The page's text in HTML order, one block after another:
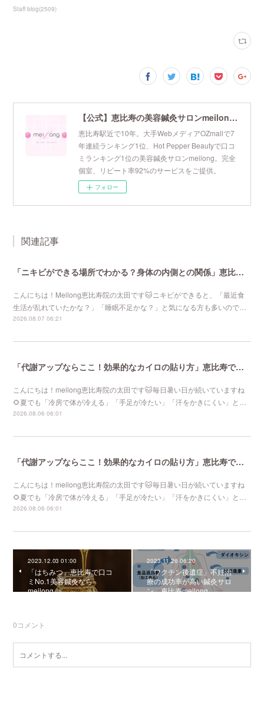
Staff blog(2509)
【公式】恵比寿の美容鍼灸サロンmeilong｜ツボを押さえた針・お灸の治療で美容と健康を叶えます
恵比寿駅近で10年。大手WebメディアOZmallで7
年連続ランキング1位、Hot Pepper Beautyで口コ
ミランキング1位の美容鍼灸サロンmeilong。完全
個室、リピート率92%のサービスをご提供。
フォロー
関連記事
「ニキビができる場所でわかる？身体の内側との関係」恵比寿で口コミNo 1美容鍼灸ならmeilong
こんにちは！Meilong恵比寿院の太田です🐱ニキビができると、「最近食
生活が乱れていたかな？」「睡眠不足かな？」と気になる方も多いので…
2026.08.07 06:21
「代謝アップならここ！効果的なカイロの貼り方」恵比寿で口コミNo 1美容鍼灸ならmeilong
こんにちは！meilong恵比寿院の太田です🐱毎日暑い日が続いていますね
🌻夏でも「冷房で体が冷える」「手足が冷たい」「汗をかきにくい」と…
2026.08.06 06:01
「代謝アップならここ！効果的なカイロの貼り方」恵比寿で口コミNo 1美容鍼灸ならmeilong
こんにちは！meilong恵比寿院の太田です🐱毎日暑い日が続いていますね
🌻夏でも「冷房で体が冷える」「手足が冷たい」「汗をかきにくい」と…
2026.08.06 06:01
2023.12.03 01:00
「はちみつ」恵比寿で口コ
ミNo.1美容鍼灸なら
meilong
2023.11.26 06:20
「ワクチン後遺症」不妊治
療の成功率が高い鍼灸サロ
ン 恵比寿meilong
0コメント